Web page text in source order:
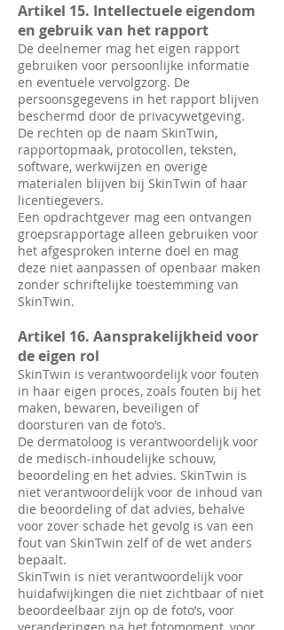
Artikel 15. Intellectuele eigendom
en gebruik van het rapport
De deelnemer mag het eigen rapport
gebruiken voor persoonlijke informatie
en eventuele vervolgzorg. De
persoonsgegevens in het rapport blijven
beschermd door de privacywetgeving.
De rechten op de naam SkinTwin,
rapportopmaak, protocollen, teksten,
software, werkwijzen en overige
materialen blijven bij SkinTwin of haar
licentiegevers.
Een opdrachtgever mag een ontvangen
groepsrapportage alleen gebruiken voor
het afgesproken interne doel en mag
deze niet aanpassen of openbaar maken
zonder schriftelijke toestemming van
SkinTwin.
Artikel 16. Aansprakelijkheid voor
de eigen rol
SkinTwin is verantwoordelijk voor fouten
in haar eigen proces, zoals fouten bij het
maken, bewaren, beveiligen of
doorsturen van de foto’s.
De dermatoloog is verantwoordelijk voor
de medisch-inhoudelijke schouw,
beoordeling en het advies. SkinTwin is
niet verantwoordelijk voor de inhoud van
die beoordeling of dat advies, behalve
voor zover schade het gevolg is van een
fout van SkinTwin zelf of de wet anders
bepaalt.
SkinTwin is niet verantwoordelijk voor
huidafwijkingen die niet zichtbaar of niet
beoordeelbaar zijn op de foto’s, voor